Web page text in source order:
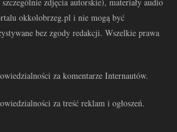
okkolobrzeg.pl i nie mogą być
bez zgody redakcji. Wszelkie prawa
za komentarze Internautów.
za treść reklam i ogłoszeń.